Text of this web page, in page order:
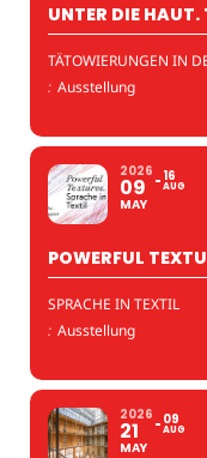
UNTER DIE
TÄTOWIERUNGEN IN
: Ausstellung
2026
09
MAY
16
AUG
POWERFUL
SPRACHE IN TEXTIL
: Ausstellung
2026
21
MAY
09
AUG